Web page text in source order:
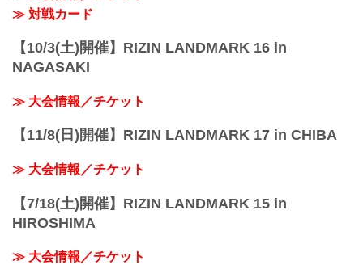
≫ 対戦カード
【10/3(土)開催】RIZIN LANDMARK 16 in
NAGASAKI
≫ 大会情報／チケット
【11/8(日)開催】RIZIN LANDMARK 17 in CHIBA
≫ 大会情報／チケット
【7/18(土)開催】RIZIN LANDMARK 15 in
HIROSHIMA
≫ 大会情報／チケット